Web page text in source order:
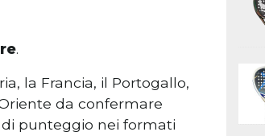
.
la Francia, il Portogallo,
da confermare
punteggio nei formati